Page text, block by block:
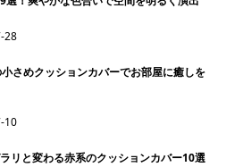
28
さめクッションカバーでお部屋に癒しを
10
リと変わる赤系のクッションカバー10選